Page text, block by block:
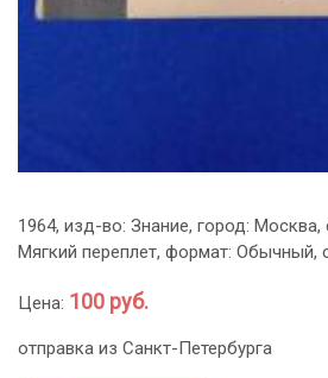
1964, изд-во: Знание, город: Москва,
Мягкий переплет, формат: Обычный,
Цена: 100 руб.
отправка из Санкт-Петербурга